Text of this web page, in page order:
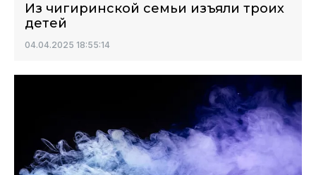
Из чигиринской семьи изъяли троих
детей
04.04.2025 18:55:14